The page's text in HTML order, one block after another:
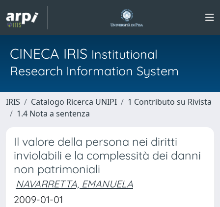
CINECA IRIS Institutional
Research Information System
IRIS Catalogo Ricerca UNIPI
1 Contributo su Rivista
1.4 Nota a sentenza
Il valore della persona nei diritti
inviolabili e la complessità dei danni
non patrimoniali
NAVARRETTA, EMANUELA
2009-01-01